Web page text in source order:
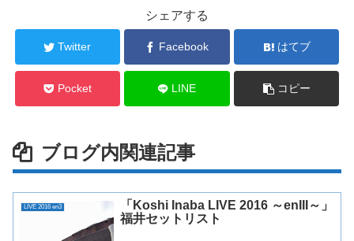
シェアする
Twitter Facebook はてブ
Pocket LINE コピー
ブログ内関連記事
LIVE 2016 en3
「Koshi Inaba LIVE 2016 ～enIII～」
福井セットリスト